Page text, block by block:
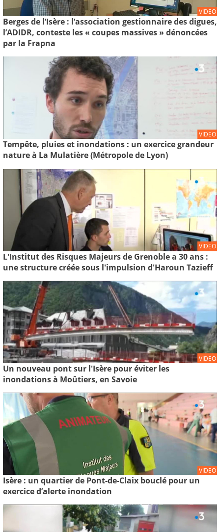
VIDEO
Berges de l’Isère : l’association gestionnaire des digues,
l’ADIDR, conteste les « coupes massives » dénoncées
par la Frapna
VIDEO
Tempête, pluies et inondations : un exercice grandeur
nature à La Mulatière (Métropole de Lyon)
VIDEO
L'Institut des Risques Majeurs de Grenoble a 30 ans :
une structure créée sous l'impulsion d'Haroun Tazieff
VIDEO
Un nouveau pont sur l'Isère pour éviter les
inondations à Moûtiers, en Savoie
VIDEO
Isère : un quartier de Pont-de-Claix bouclé pour un
exercice d’alerte inondation